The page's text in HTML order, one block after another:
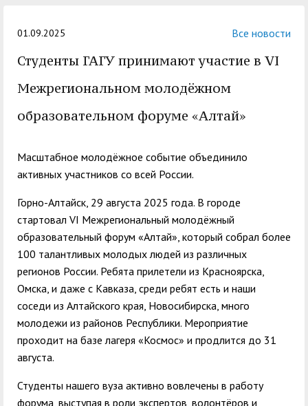
обучающихся ГАГУ
Образовательный
модуль «Обучение
Информация о
предоставлении
отпуска обучающимся
01.09.2025 Все новости
Студенты ГАГУ принимают участие в VI
Межрегиональном молодёжном
образовательном форуме «Алтай»
Масштабное молодёжное событие объединило
активных участников со всей России.
Горно-Алтайск, 29 августа 2025 года. В городе
стартовал VI Межрегиональный молодёжный
образовательный форум «Алтай», который собрал более
100 талантливых молодых людей из различных
регионов России. Ребята прилетели из Красноярска,
Омска, и даже с Кавказа, среди ребят есть и наши
соседи из Алтайского края, Новосибирска, много
молодежи из районов Республики. Мероприятие
проходит на базе лагеря «Космос» и продлится до 31
августа.
Студенты нашего вуза активно вовлечены в работу
форума, выступая в роли экспертов, волонтёров и